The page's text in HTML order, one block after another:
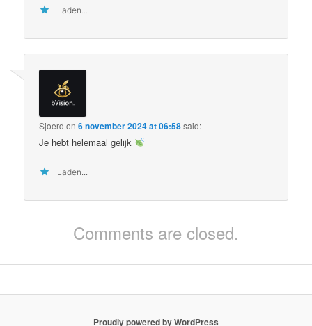
Laden...
Sjoerd on6 november 2024 at 06:58said:
Je hebt helemaal gelijk
Laden...
Comments are closed.
Proudly powered by WordPress